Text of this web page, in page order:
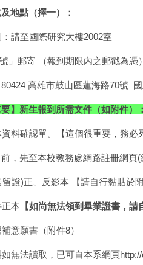
地點（擇一）：
請至國際研究大樓2002室
」郵寄 （報到期限內之郵戳為憑）
80424 高雄市鼓山區蓮海路70號
要】新生報到所需文件 （如附件） ：
料確認單。【這個很重要，務必
前，先至本校教務處網路註冊網頁(
證)正、反影本 【請自行黏貼於附
本 【如尚無法領到畢業證書，
意願書（附件8）
無法讀取，已可自本系網頁